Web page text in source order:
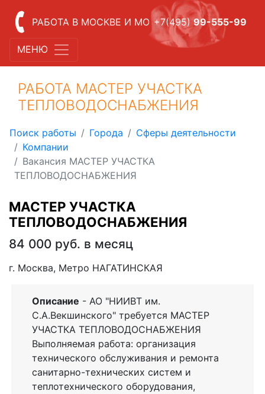
РАБОТА В МОСКВЕ И МО +7(495) 99-555-99
МЕНЮ
РАБОТА МАСТЕР УЧАСТКА
ТЕПЛОВОДОСНАБЖЕНИЯ
Поиск работы Города
Сферы деятельности
Компании
Вакансия МАСТЕР УЧАСТКА
ТЕПЛОВОДОСНАБЖЕНИЯ
МАСТЕР УЧАСТКА
ТЕПЛОВОДОСНАБЖЕНИЯ
84 000 руб. в месяц
г. Москва, Метро НАГАТИНСКАЯ
Описание - АО "НИИВТ им.
С.А.Векшинского" требуется МАСТЕР
УЧАСТКА ТЕПЛОВОДОСНАБЖЕНИЯ
Выполняемая работа: организация
технического обслуживания и ремонта
санитарно-технических систем и
теплотехнического оборудования,